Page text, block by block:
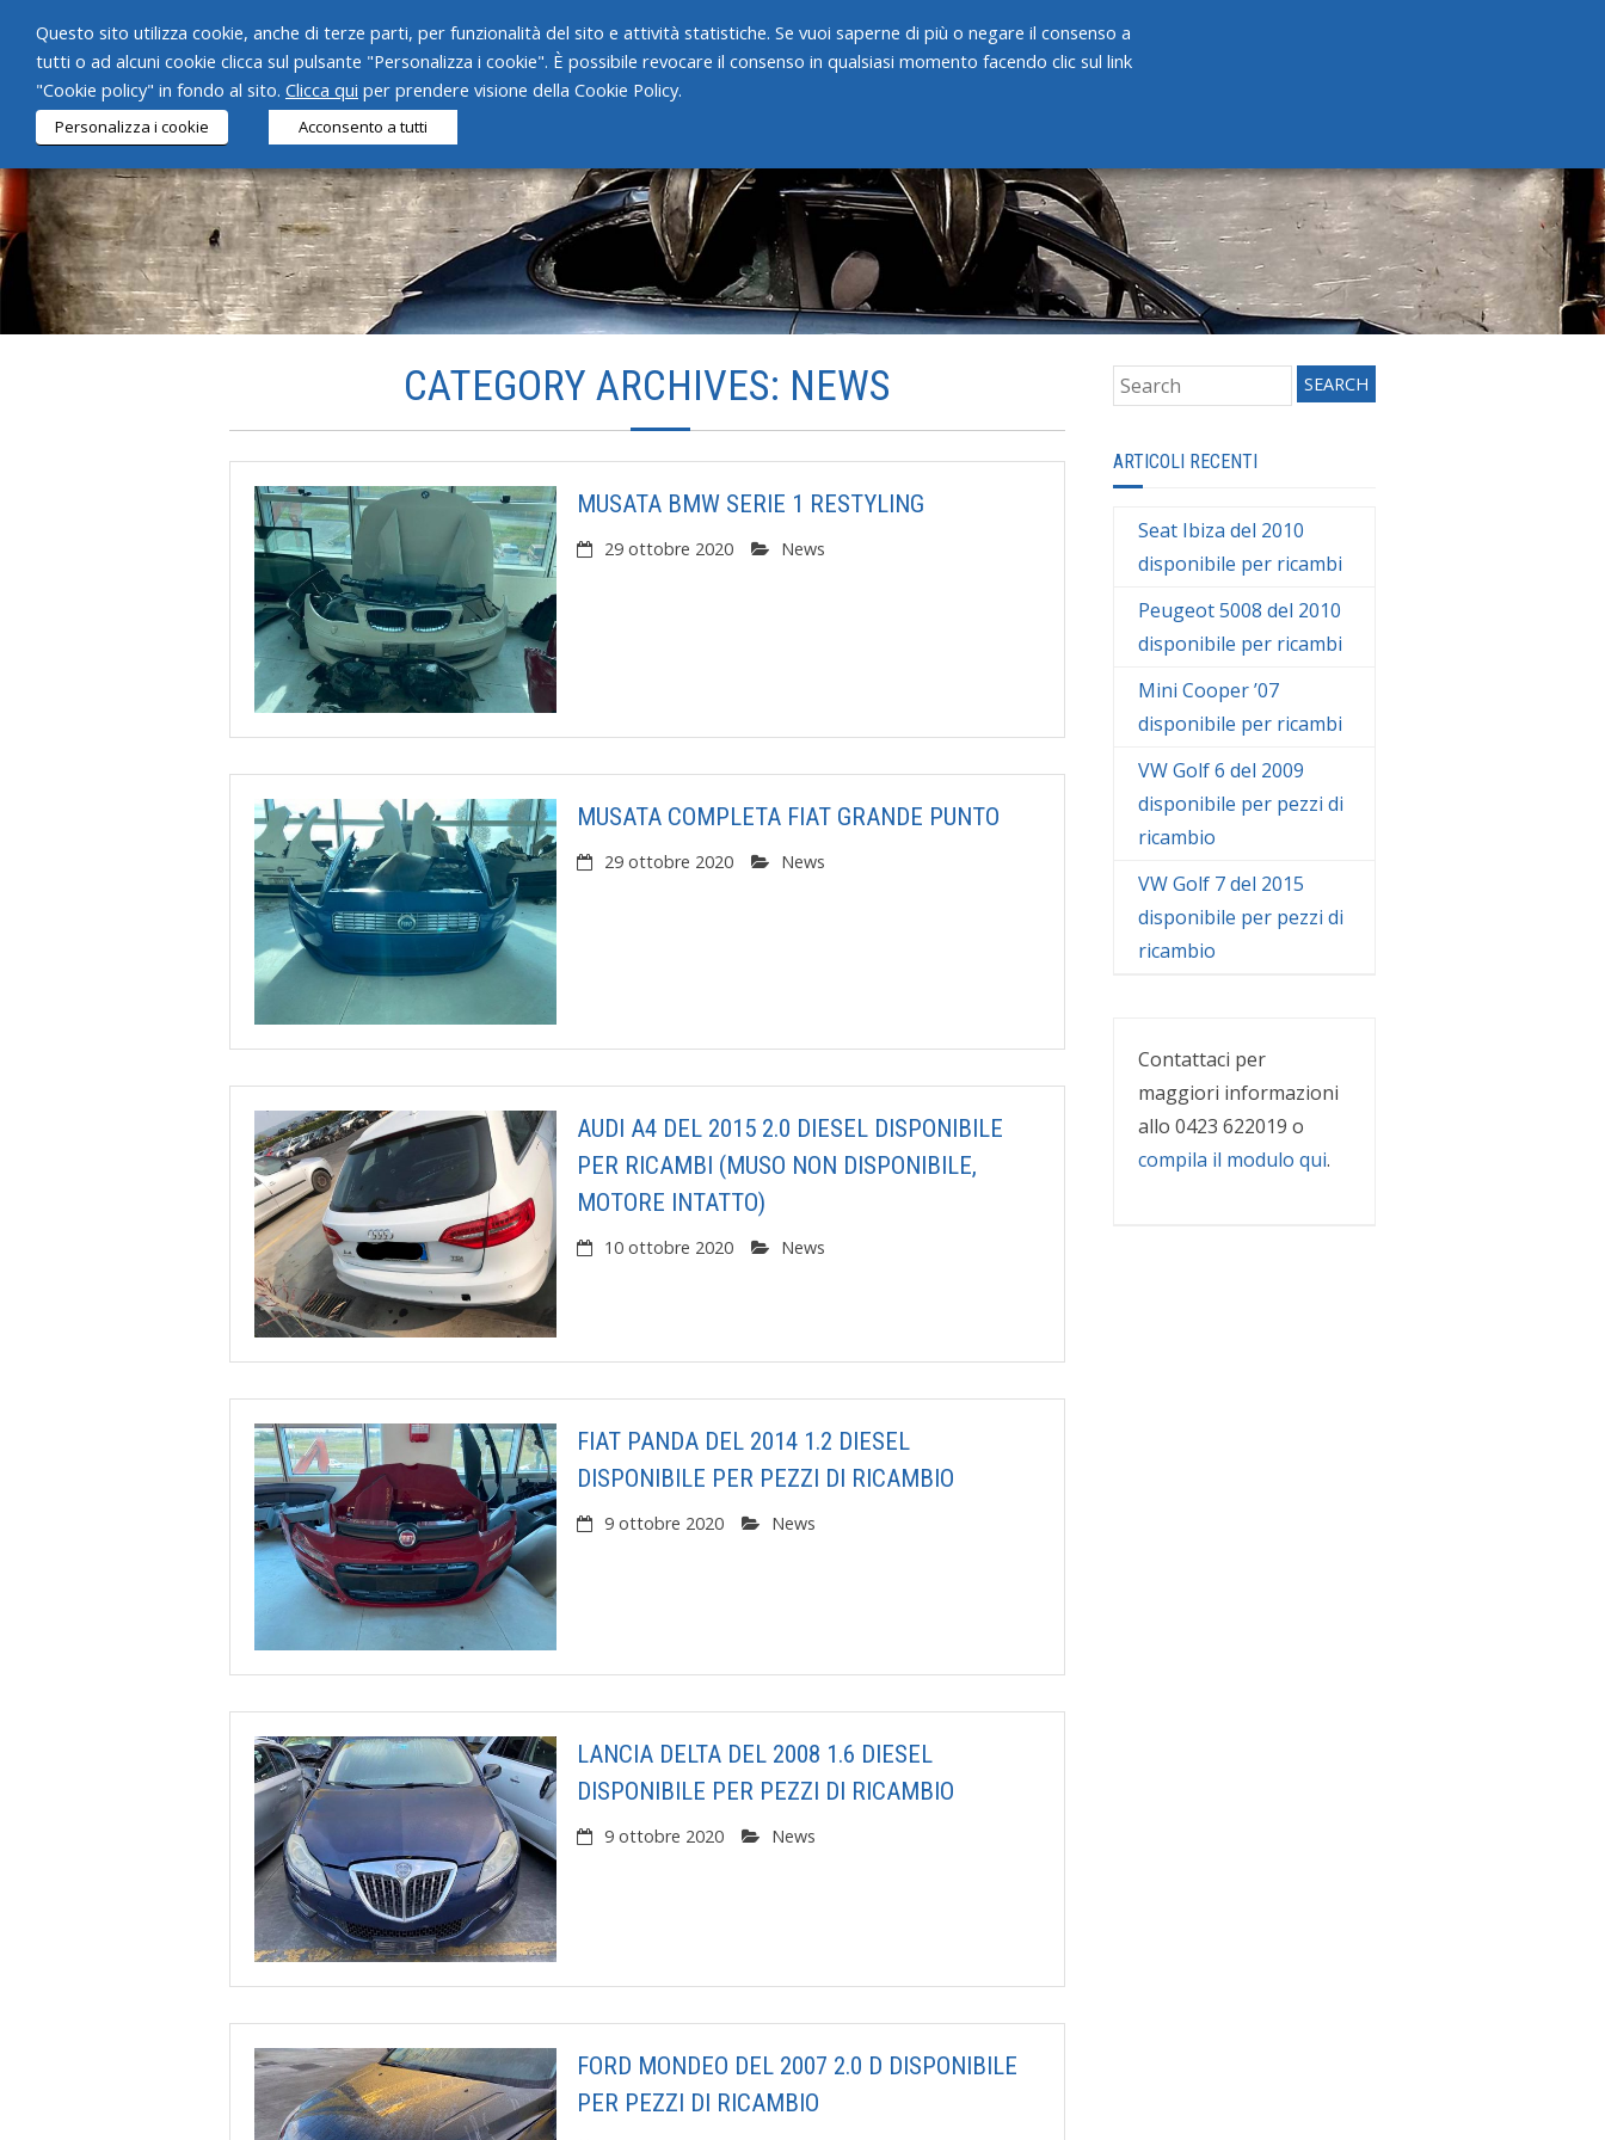
HOME CHI SIAMO SERVIZI PRODOTTI
CATEGORY ARCHIVES: NEWS
MUSATA BMW SERIE 1 RESTYLING
29 ottobre 2020 News
MUSATA COMPLETA FIAT GRANDE PUNTO
29 ottobre 2020 News
AUDI A4 DEL 2015 2.0 DIESEL DISPONIBILE
PER RICAMBI (MUSO NON DISPONIBILE,
MOTORE INTATTO)
10 ottobre 2020 News
FIAT PANDA DEL 2014 1.2 DIESEL
DISPONIBILE PER PEZZI DI RICAMBIO
9 ottobre 2020 News
LANCIA DELTA DEL 2008 1.6 DIESEL
DISPONIBILE PER PEZZI DI RICAMBIO
9 ottobre 2020 News
FORD MONDEO DEL 2007 2.0 D DISPONIBILE
PER PEZZI DI RICAMBIO
ARTICOLI RECENTI
Seat Ibiza del 2010
disponibile per ricambi
Peugeot 5008 del 2010
disponibile per ricambi
Mini Cooper ’07
disponibile per ricambi
VW Golf 6 del 2009
disponibile per pezzi di
ricambio
VW Golf 7 del 2015
disponibile per pezzi di
ricambio
Contattaci per
maggiori informazioni
allo 0423 622019 o
compila il modulo qui.
Questo sito utilizza cookie, anche di terze parti, per funzionalità del sito e attività statistiche. Se vuoi saperne di più o negare il consenso a
tutti o ad alcuni cookie clicca sul pulsante "Personalizza i cookie". È possibile revocare il consenso in qualsiasi momento facendo clic sul link
"Cookie policy" in fondo al sito. Clicca qui per prendere visione della Cookie Policy.
Personalizza i cookie Acconsento a tutti